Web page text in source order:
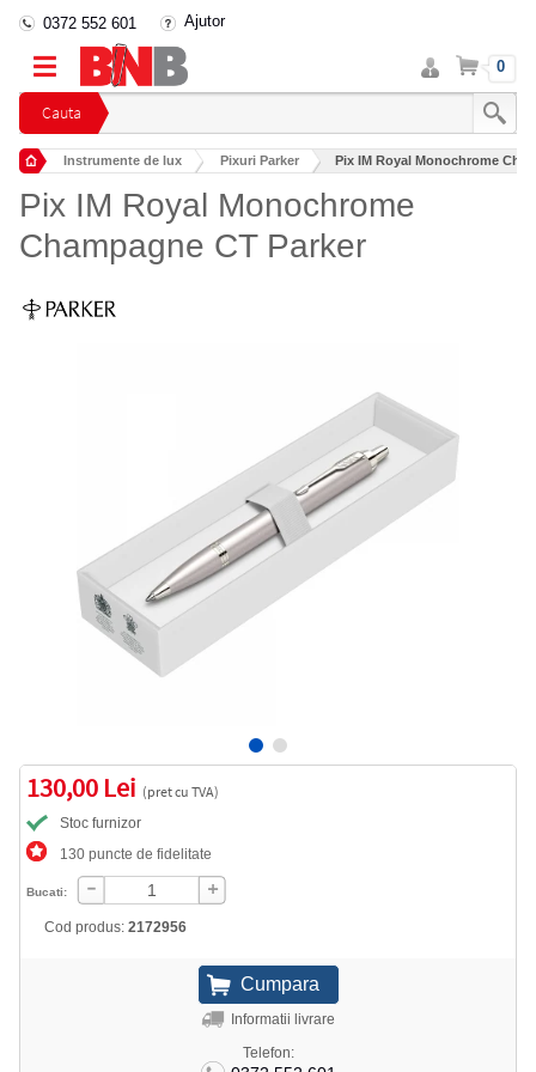
Cauta
0372 552 601 Ajutor
Intra
in
cont
Cos 0
Instrumente de lux Pixuri Parker Pix IM Royal Monochrome
Pix IM Royal Monochrome
Champagne CT Parker
130,00 Lei (pret cu TVA)
Stoc furnizor
130 puncte de fidelitate
Bucati:
Cod produs: 2172956
Informatii livrare
Telefon: